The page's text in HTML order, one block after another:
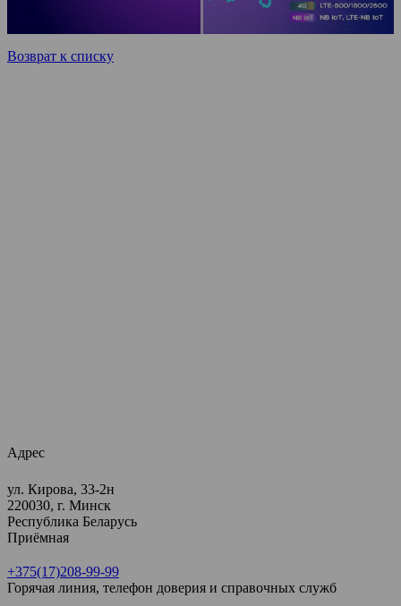
Возврат к списку
Адрес
ул. Кирова, 33-2н
220030, г. Минск
Республика Беларусь
Приёмная
+375(17)208-99-99
Горячая линия, телефон доверия и справочных служб